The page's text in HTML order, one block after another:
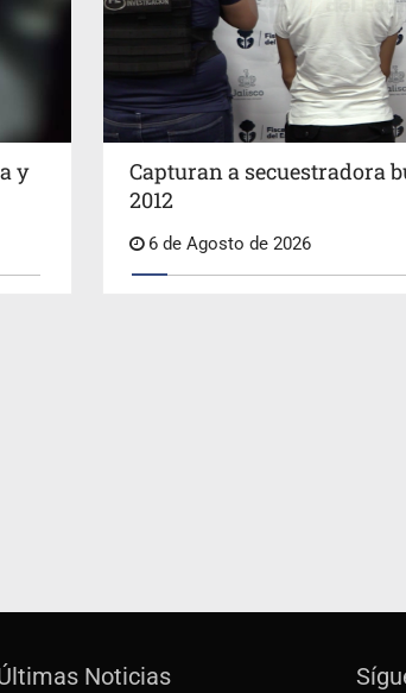
y
Capturan a secuestradora
2012
6 de Agosto de 2026
Noticias